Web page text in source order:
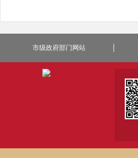
市级政府部门网站